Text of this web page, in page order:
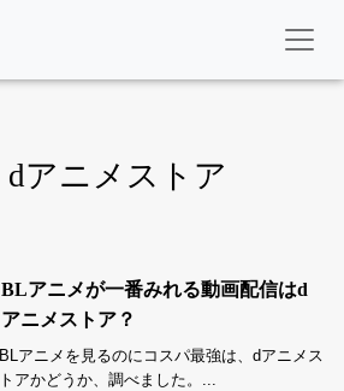
dアニメストア
BLアニメが一番みれる動画配信はd
アニメストア？
BLアニメを見るのにコスパ最強は、dアニメス
トアかどうか、調べました。...